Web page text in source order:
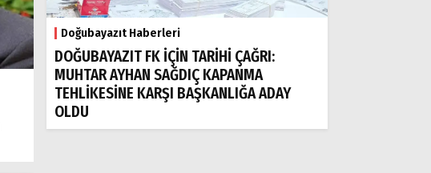
Doğubayazıt Haberleri
DOĞUBAYAZIT FK İÇİN TARİHİ ÇAĞRI:
MUHTAR AYHAN SAĞDIÇ KAPANMA
TEHLİKESİNE KARŞI BAŞKANLIĞA ADAY
OLDU